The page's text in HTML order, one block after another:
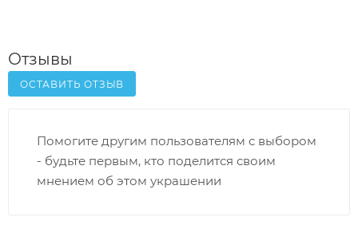
Отзывы
ОСТАВИТЬ ОТЗЫВ
Помогите другим пользователям с выбором
- будьте первым, кто поделится своим
мнением об этом украшении